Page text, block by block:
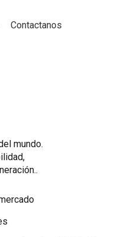
Contactanos​
mundo.